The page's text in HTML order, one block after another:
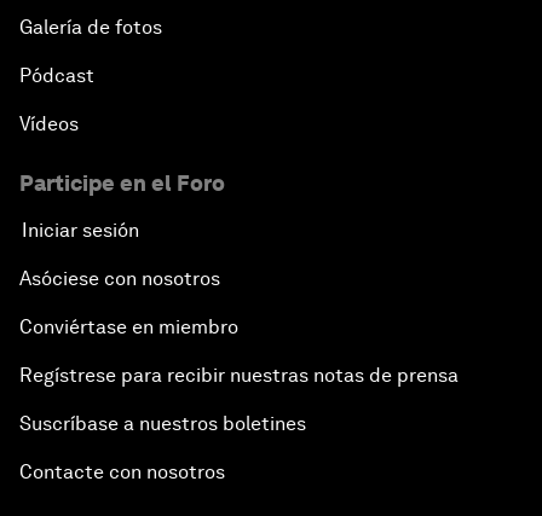
Galería de fotos
Pódcast
Vídeos
Participe en el Foro
Iniciar sesión
Asóciese con nosotros
Conviértase en miembro
Regístrese para recibir nuestras notas de prensa
Suscríbase a nuestros boletines
Contacte con nosotros